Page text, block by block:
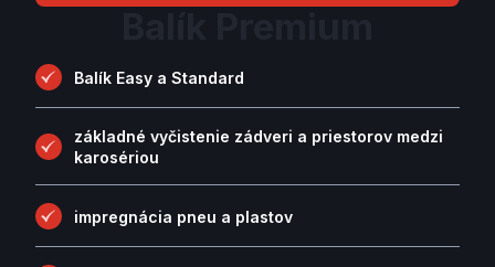
Balík Easy a Standard
základné vyčistenie zádveri a priestorov medzi
karosériou
impregnácia pneu a plastov